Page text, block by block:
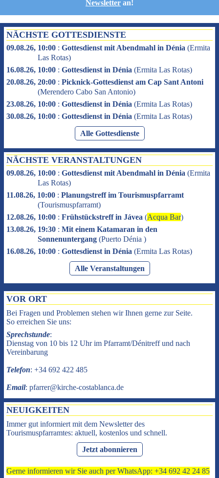
Newsletter an!
NÄCHSTE GOTTESDIENSTE
09.08.26, 10:00 : Gottesdienst mit Abendmahl in Dénia (Ermita
Las Rotas)
16.08.26, 10:00 : Gottesdienst in Dénia (Ermita Las Rotas)
20.08.26, 20:00 : Picknick-Gottesdienst am Cap Sant Antoni
(Merendero Cabo San Antonio)
23.08.26, 10:00 : Gottesdienst in Dénia (Ermita Las Rotas)
30.08.26, 10:00 : Gottesdienst in Dénia (Ermita Las Rotas)
Alle Gottesdienste
NÄCHSTE VERANSTALTUNGEN
09.08.26, 10:00 : Gottesdienst mit Abendmahl in Dénia (Ermita
Las Rotas)
11.08.26, 10:00 : Planungstreff im Tourismuspfarramt
(Tourismuspfarramt)
12.08.26, 10:00 : Frühstückstreff in Jávea (Acqua Bar)
13.08.26, 19:30 : Mit einem Katamaran in den
Sonnenuntergang (Puerto Dénia )
16.08.26, 10:00 : Gottesdienst in Dénia (Ermita Las Rotas)
Alle Veranstaltungen
VOR ORT
Bei Fragen und Problemen stehen wir Ihnen gerne zur Seite.
So erreichen Sie uns:
Sprechstunde:
Dienstag von 10 bis 12 Uhr im Pfarramt/Dénitreff und nach
Vereinbarung
Telefon: +34 692 422 485
Email: pfarrer@kirche-costablanca.de
NEUIGKEITEN
Immer gut informiert mit dem Newsletter des
Tourismuspfarramtes: aktuell, kostenlos und schnell.
Jetzt abonnieren
Gerne informieren wir Sie auch per WhatsApp: +34 692 42 24 85